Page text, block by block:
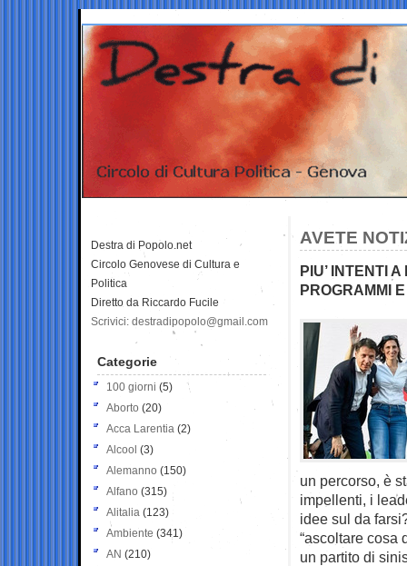
AVETE
PIU’ INTENTI
PROGRAMMI
un percorso, è
impellenti, i
idee sul da
“ascoltare cosa
un partito di
Destra di Popolo.net
Circolo Genovese di Cultura e
Politica
Diretto da Riccardo Fucile
Scrivici: destradipopolo@gmail.com
Categorie
100 giorni (5)
Aborto (20)
Acca Larentia (2)
Alcool (3)
Alemanno (150)
Alfano (315)
Alitalia (123)
Ambiente (341)
AN (210)